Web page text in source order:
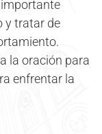
importante
y tratar de
la oración para
enfrentar la